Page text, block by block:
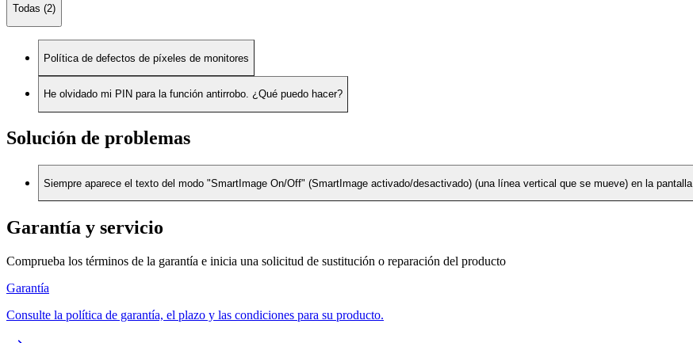
Todas (2)
Política de defectos de píxeles de monitores
He olvidado mi PIN para la función antirrobo. ¿Qué puedo hacer?
Solución de problemas
Siempre aparece el texto del modo "SmartImage On/Off" (SmartImage activado/desactivado) (una línea vertical que se mueve) en la pantalla
Garantía y servicio
Comprueba los términos de la garantía e inicia una solicitud de sustitución o reparación del producto
Garantía
Consulte la política de garantía, el plazo y las condiciones para su producto.